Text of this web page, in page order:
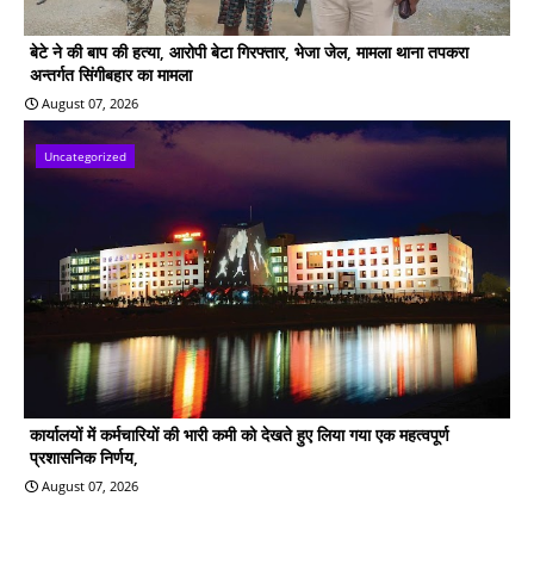
बेटे ने की बाप की हत्या, आरोपी बेटा गिरफ्तार, भेजा जेल, मामला थाना तपकरा
अन्तर्गत सिंगीबहार का मामला
August 07, 2026
Uncategorized
कार्यालयों में कर्मचारियों की भारी कमी को देखते हुए लिया गया एक महत्वपूर्ण
प्रशासनिक निर्णय,
August 07, 2026